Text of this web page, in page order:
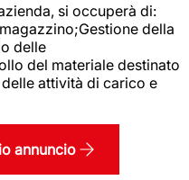
si occuperà di:
della
delle
del materiale destinato
attività di carico e
annuncio